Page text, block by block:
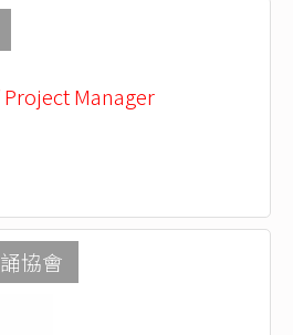
Manager
協會